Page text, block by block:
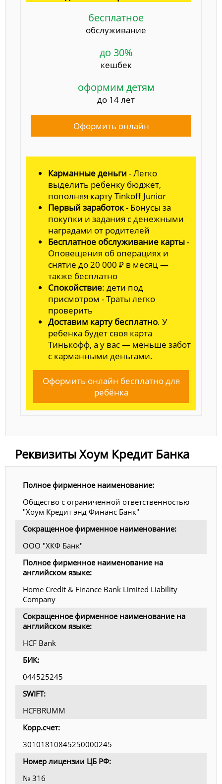
бесплатное
обслуживание
до 30%
кешбек
оформим детям
до 14 лет
Оформить онлайн
Карманные деньги - Легко
выделить ребенку бюджет,
пополняя карту Tinkoff Junior
Первый заработок- Бонусы за
покупки и задания с денежными
наградами от родителей
Бесплатное обслуживание карты-
Оповещения об операциях и
снятие до 20 000 ₽ в месяц —
также бесплатно
Спокойствие: дети под
присмотром - Траты легко
проверить
Доставим карту бесплатно. У
ребенка будет своя карта
Тинькофф, а у вас — меньше забот
с карманными деньгами.
Оформить онлайн бесплатно для
ребёнка
Реквизиты Хоум Кредит Банка
Полное фирменное наименование:
Общество с ограниченной ответственностью
"Хоум Кредит энд Финанс Банк"
Сокращенное фирменное наименование:
ООО "ХКФ Банк"
Полное фирменное наименование на
английском языке:
Home Credit & Finance Bank Limited Liability
Company
Сокращенное фирменное наименование на
английском языке:
HCF Bank
БИК:
044525245
SWIFT:
HCFBRUMM
Корр.счет:
30101810845250000245
Номер лицензии ЦБ РФ:
№ 316